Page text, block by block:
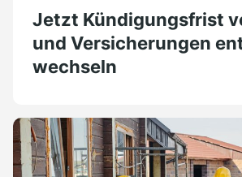
Jetzt Kündigungsfrist
und Versicherungen
wechseln